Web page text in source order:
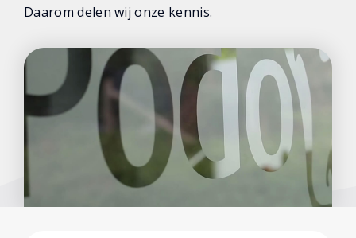
Daarom delen wij onze kennis.